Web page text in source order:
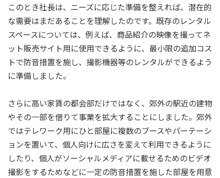
このとき社長は、ニーズに応じた準備を整えれば、潜在的
な需要はまだあることを理解したのです。既存のレンタル
スペースについては、例えば、商品紹介の映像を撮ってネ
ット販売サイト用に使用できるように、最小限の追加コス
トで防音措置を施し、撮影機器等のレンタルができるよう
に準備しました。
さらに高い家賃の都会部だけではなく、郊外の駅近の建物
やその一部を借りて事業を拡大することにしました。郊外
ではテレワーク用にひと部屋に複数のブースやパーテーシ
ョンを置いて、個人向けに広さを変えて利用できるように
したり、個人がソーシャルメディアに載せるためのビデオ
撮影をするためなどに一定の防音措置を施した部屋を用意